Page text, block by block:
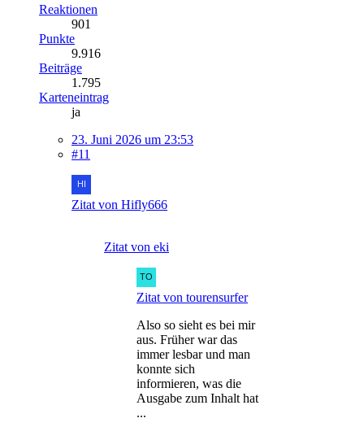
Reaktionen
901
Punkte
9.916
Beiträge
1.795
Karteneintrag
ja
23. Juni 2026 um 23:53
#11
Zitat von Hifly666
Zitat von eki
Zitat von tourensurfer
Also so sieht es bei mir
aus. Früher war das
immer lesbar und man
konnte sich
informieren, was die
Ausgabe zum Inhalt hat
...